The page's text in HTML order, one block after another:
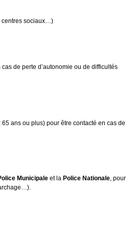
centres sociaux…)
de perte d’autonomie ou de difficultés
ans ou plus) pour être contacté en cas de
Municipale et la Police Nationale , pour